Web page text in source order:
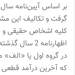
گرفت و تکالیف این
کلیه اشخاص حقیقی و
در گروه اول یا «الف»